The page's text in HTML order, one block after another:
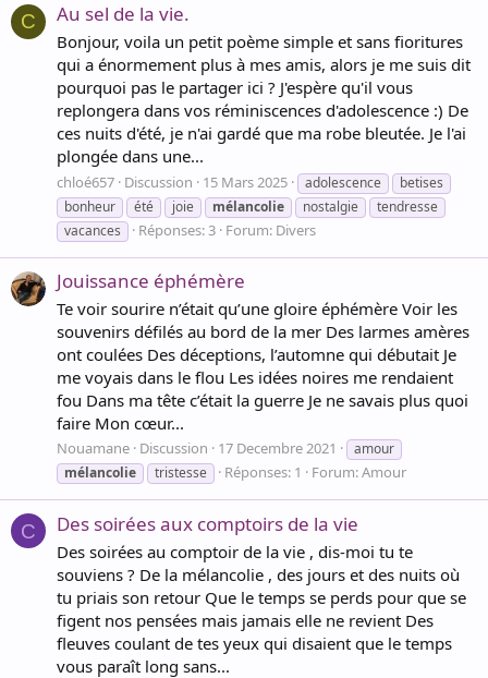
C Au sel de la vie.
Bonjour, voila un petit poème simple et sans fioritures
qui a énormement plus à mes amis, alors je me suis dit
pourquoi pas le partager ici ? J'espère qu'il vous
replongera dans vos réminiscences d'adolescence :) De
ces nuits d'été, je n'ai gardé que ma robe bleutée. Je l'ai
plongée dans une...
chloé657 Discussion 15 Mars 2025 adolescence
betises
bonheur
été joie mélancolie nostalgie
tendresse
vacances
Réponses: 3 Forum: Divers
Jouissance éphémère
Te voir sourire n’était qu’une gloire éphémère Voir les
souvenirs défilés au bord de la mer Des larmes amères
ont coulées Des déceptions, l’automne qui débutait Je
me voyais dans le flou Les idées noires me rendaient
fou Dans ma tête c’était la guerre Je ne savais plus quoi
faire Mon cœur...
Nouamane Discussion 17 Decembre 2021
amour
mélancolie
tristesse Réponses: 1 Forum:Amour
C Des soirées aux comptoirs de la vie
Des soirées au comptoir de la vie , dis-moi tu te
souviens ? De la mélancolie , des jours et des nuits où
tu priais son retour Que le temps se perds pour que se
figent nos pensées mais jamais elle ne revient Des
fleuves coulant de tes yeux qui disaient que le temps
vous paraît long sans...